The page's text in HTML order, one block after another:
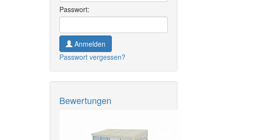
Passwort:
Anmelden
Passwort vergessen?
Bewertungen